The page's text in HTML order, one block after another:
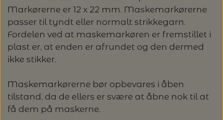
LANG YARNS: SPAR 20% - DESIRE
LANG YARNS: CASHMERE CLASSIC - SPAR
30%
- SPAR 20%
KAREN KLARBÆK
KIT COUTURE - GARN
ISAGER
ISTEX
JOJO KNITWEAR - GARNKITS
KIT COUTURE
TØRKLÆDER/SJALER/PONCHOER
ADDI-CRASY-TRIO
HJELHOLTS ULDVASK
ISAGER - ULDSÆBE/WOOLSOAP
ELASTIKKER
GARNVINDER / KRYDSNØGLEAPPARAT
GARNVINSLER
MASKEMARKØRER
STRIKKENÅLE, SYNÅLE OG PUNCHNÅLE
GLERUPS BØRN OG BABY
GLERUPS FILTSÅLER
TASKER - MUUD LIVING
TILBEHØR - MUUD LIVING
OMNIOUTIL - JAPANSKE SPANDE -
HACHIMAN
Markørerne er 12 x 22 mm. Maskemarkørerne
passer til tyndt eller normalt strikkegarn.
Fordelen ved at maskemarkøren er fremstillet i
plast er, at enden er afrundet og den dermed
ikke stikker.
Maskemarkørerne bør opbevares i åben
tilstand, da de ellers er svære at åbne nok til at
få dem på maskerne.